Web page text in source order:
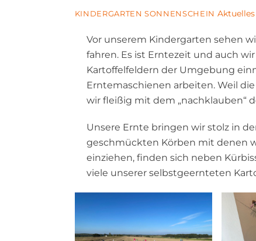
KINDERGARTEN SONNENSCHEIN Aktuelles
Vor unserem Kindergarten sehen
fahren. Es ist Erntezeit und auch
Kartoffelfeldern der Umgebung
Erntemaschienen arbeiten. Weil
wir fleißig mit dem „nachklauben“
Unsere Ernte bringen wir stolz in
geschmückten Körben mit denen
einziehen, finden sich neben
viele unserer selbstgeernteten